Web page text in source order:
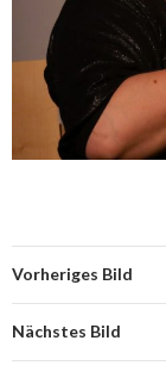
Vorheriges Bild
Nächstes Bild